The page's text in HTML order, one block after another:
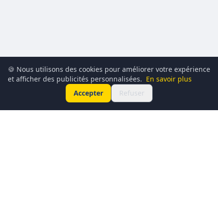
🍪 Nous utilisons des cookies pour améliorer votre expérience
et afficher des publicités personnalisées. En savoir plus
Accepter
Refuser